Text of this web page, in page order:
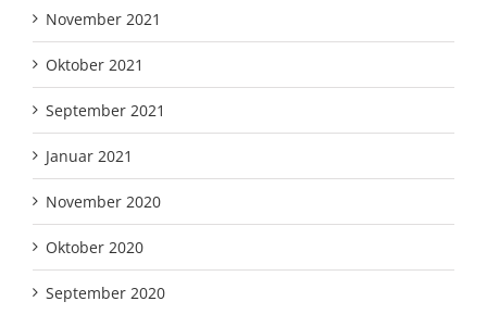
November 2021
Oktober 2021
September 2021
Januar 2021
November 2020
Oktober 2020
September 2020